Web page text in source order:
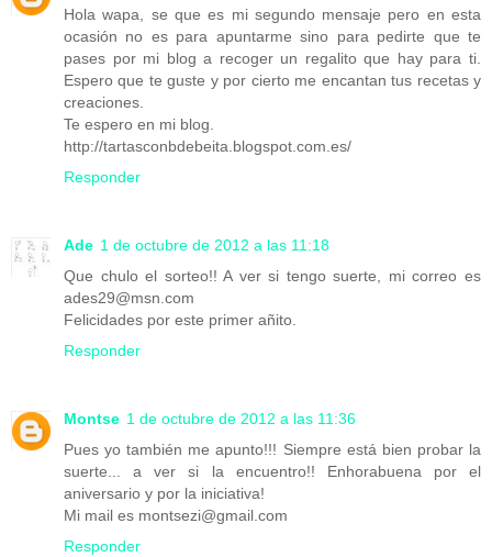
Hola wapa, se que es mi segundo mensaje pero en esta
ocasión no es para apuntarme sino para pedirte que te
pases por mi blog a recoger un regalito que hay para ti.
Espero que te guste y por cierto me encantan tus recetas y
creaciones.
Te espero en mi blog.
http://tartasconbdebeita.blogspot.com.es/
Responder
Ade 1 de octubre de 2012 a las 11:18
Que chulo el sorteo!! A ver si tengo suerte, mi correo es
ades29@msn.com
Felicidades por este primer añito.
Responder
Montse 1 de octubre de 2012 a las 11:36
Pues yo también me apunto!!! Siempre está bien probar la
suerte... a ver si la encuentro!! Enhorabuena por el
aniversario y por la iniciativa!
Mi mail es montsezi@gmail.com
Responder